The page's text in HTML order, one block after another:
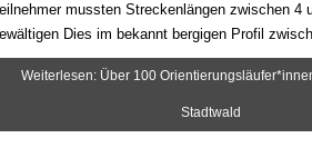
mussten Streckenlängen zwischen 4
Dies im bekannt bergigen Profil
Weiterlesen: Über 100
Stadtwald